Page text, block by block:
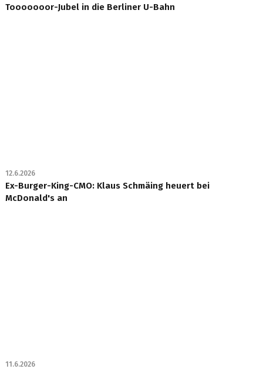
Tooooooor-Jubel in die Berliner U-Bahn
12.6.2026
Ex-Burger-King-CMO: Klaus Schmäing heuert bei
McDonald's an
11.6.2026